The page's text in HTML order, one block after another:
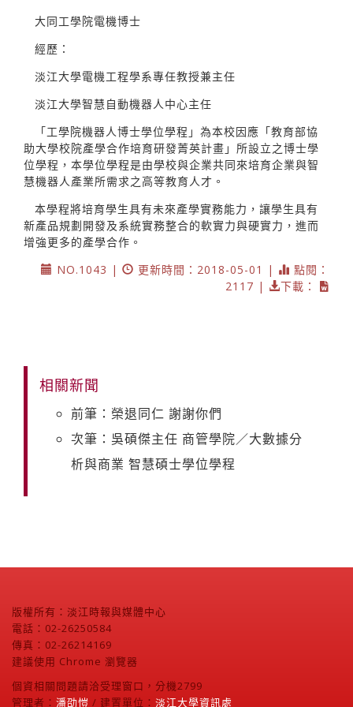
大同工學院電機博士
經歷：
淡江大學電機工程學系專任教授兼主任
淡江大學智慧自動機器人中心主任
「工學院機器人博士學位學程」為本校因應「教育部協
助大學校院產學合作培育研發菁英計畫」所設立之博士學
位學程，本學位學程是由學校與企業共同來培育企業與智
慧機器人產業所需求之高等教育人才。
本學程將培育學生具有未來產學實務能力，讓學生具有
新產品規劃開發及系統實務整合的軟實力與硬實力，進而
增強更多的產學合作。
NO.1043 |
更新時間：2018-05-01 |
點閱：
2117 |
下載：
相關新聞
前筆：榮退同仁 謝謝你們
次筆：吳碩傑主任 商管學院／大數據分
析與商業 智慧碩士學位學程
版權所有：淡江時報與媒體中心
電話：02-26250584
傳真：02-26214169
建議使用 Chrome 瀏覽器
個資相關問題請洽受理窗口，分機2799
管理者： 潘劭愷 / 建置單位： 淡江大學資訊處